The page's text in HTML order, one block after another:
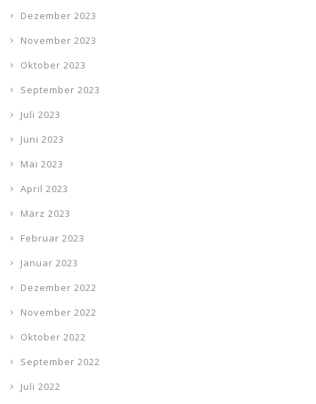
Dezember 2023
November 2023
Oktober 2023
September 2023
Juli 2023
Juni 2023
Mai 2023
April 2023
März 2023
Februar 2023
Januar 2023
Dezember 2022
November 2022
Oktober 2022
September 2022
Juli 2022